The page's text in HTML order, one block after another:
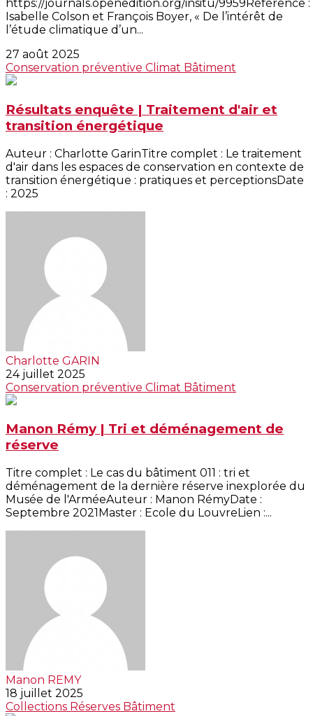
https://journals.openedition.org/insitu/9959Référence :
Isabelle Colson et François Boyer, « De l’intérêt de
l’étude climatique d’un...
27 août 2025
Conservation préventive Climat Bâtiment
Résultats enquête | Traitement d'air et
transition énergétique
Auteur : Charlotte GarinTitre complet : Le traitement
d'air dans les espaces de conservation en contexte de
transition énergétique : pratiques et perceptionsDate
: 2025
Charlotte GARIN
24 juillet 2025
Conservation préventive Climat Bâtiment
Manon Rémy | Tri et déménagement de
réserve
Titre complet : Le cas du bâtiment 011 : tri et
déménagement de la dernière réserve inexplorée du
Musée de l'ArméeAuteur : Manon RémyDate :
Septembre 2021Master : Ecole du LouvreLien :...
Manon REMY
18 juillet 2025
Collections Réserves Bâtiment